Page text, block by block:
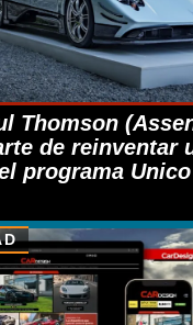
Thomson
de reinventar
programa